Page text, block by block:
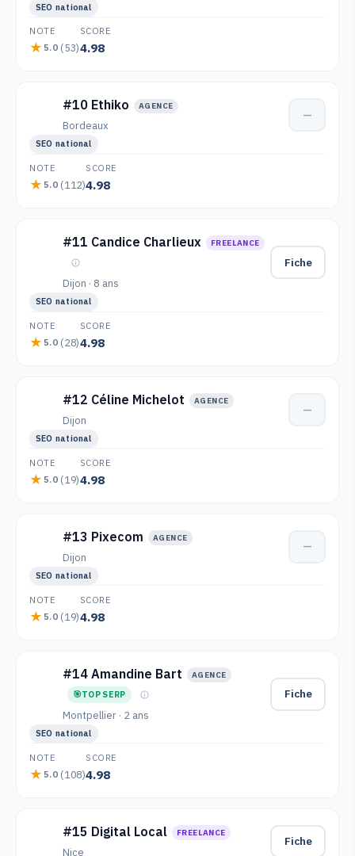
SEO national
NOTE
5.0 (53)
SCORE
4.98
#10 Ethiko AGENCE
Bordeaux
—
SEO national
NOTE
5.0 (112)
SCORE
4.98
#11 Candice Charlieux FREELANCE
Dijon · 8 ans
Fiche
SEO national
NOTE
5.0 (28)
SCORE
4.98
#12 Céline Michelot AGENCE
Dijon
—
SEO national
NOTE
5.0 (19)
SCORE
4.98
#13 Pixecom AGENCE
Dijon
—
SEO national
NOTE
5.0 (19)
SCORE
4.98
#14 Amandine Bart AGENCE
TOP SERP
Montpellier · 2 ans
Fiche
SEO national
NOTE
5.0 (108)
SCORE
4.98
#15 Digital Local FREELANCE
Nice
Fiche